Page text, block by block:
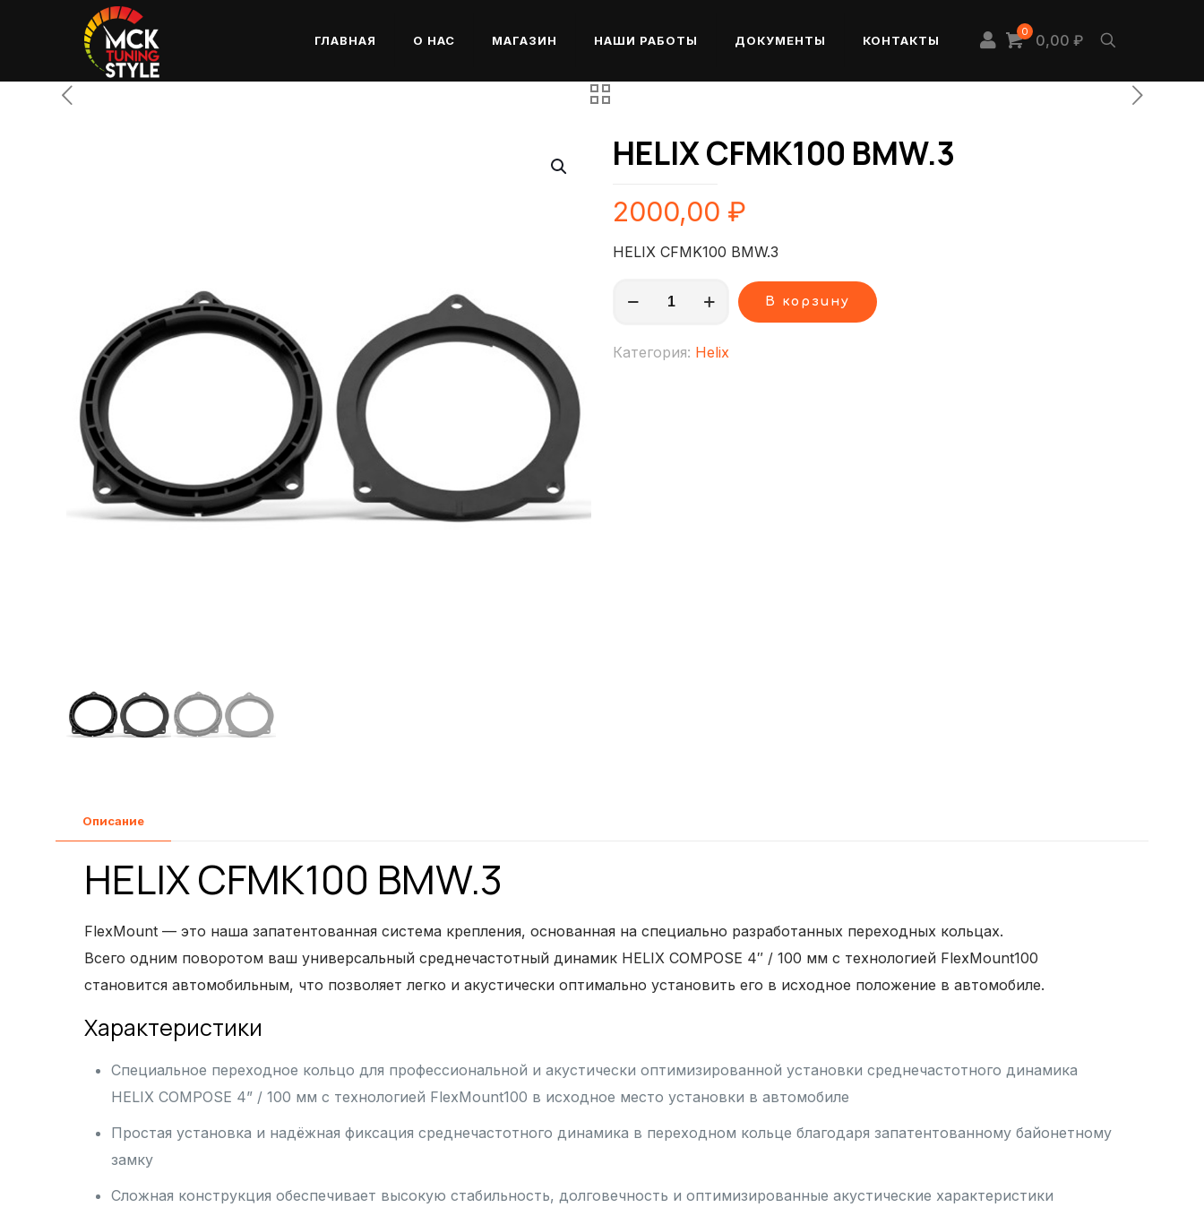
ГЛАВНАЯ О НАС МАГАЗИН НАШИ РАБОТЫ ДОКУМЕНТЫ КОНТАКТЫ
0 0,00 ₽
HELIX CFMK100 BMW.3
2000,00 ₽
HELIX CFMK100 BMW.3
Количество
HELIX
В корзину
Категория: Helix
Описание
HELIX CFMK100 BMW.3
FlexMount — это наша запатентованная система крепления, основанная на специально разработанных переходных кольцах.
Всего одним поворотом ваш универсальный среднечастотный динамик HELIX COMPOSE 4″ / 100 мм с технологией FlexMount100
становится автомобильным, что позволяет легко и акустически оптимально установить его в исходное положение в автомобиле.
Характеристики
Специальное переходное кольцо для профессиональной и акустически оптимизированной установки среднечастотного динамика
HELIX COMPOSE 4” / 100 мм с технологией FlexMount100 в исходное место установки в автомобиле
Простая установка и надёжная фиксация среднечастотного динамика в переходном кольце благодаря запатентованному байонетному
замку
Сложная конструкция обеспечивает высокую стабильность, долговечность и оптимизированные акустические характеристики